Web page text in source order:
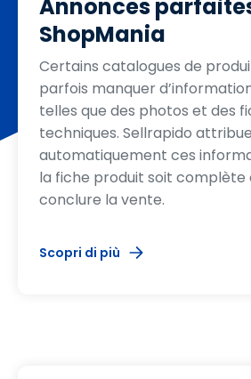
Annonces
ShopMania
Certains catalogues de
parfois manquer
telles que des photos et des
techniques. Sellrapido attribue
automatiquement ces
la fiche produit soit complète
conclure la vente.
Scopri di più